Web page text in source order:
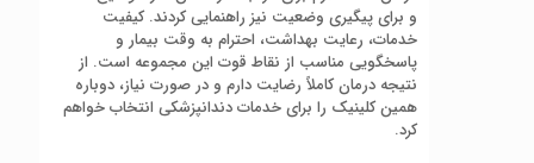
و برای پیگیری وضعیت نیز راهنمایی کردند. کیفیت
خدمات، رعایت بهداشت، احترام به وقت بیمار و
پاسخگویی مناسب از نقاط قوت این مجموعه است. از
نتیجه درمان کاملاً رضایت دارم و در صورت نیاز، دوباره
همین کلینیک را برای خدمات دندانپزشکی انتخاب خواهم
کرد.